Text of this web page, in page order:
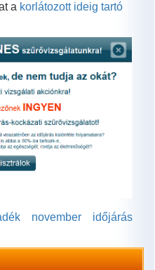
a korlátozott ideig tartó
november időjárás